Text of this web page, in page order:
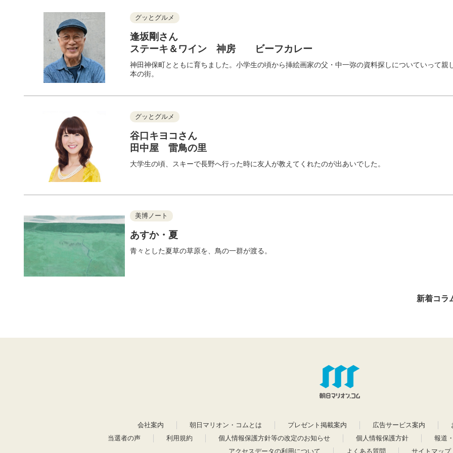
グッとグルメ
逢坂剛さん
ステーキ＆ワイン 神房 ビーフカレー
神田神保町とともに育ちました。小学生の頃から挿絵画家の父・中一弥の資料探しについていって親
本の街。
グッとグルメ
谷口キヨコさん
田中屋 雷鳥の里
大学生の頃、スキーで長野へ行った時に友人が教えてくれたのが出あいでした。
美博ノート
あすか・夏
青々とした夏草の草原を、鳥の一群が渡る。
新着コラ
会社案内 朝日マリオン・コムとは プレゼント掲載案内 広告サービス案内
当選者の声
利用規約 個人情報保護方針等の改定のお知らせ 個人情報保護方針
報道
アクセスデータの利用について
よくある質問 サイトマップ